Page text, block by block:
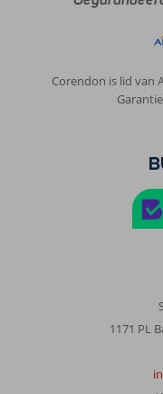
Corendon is lid van
1171 PL